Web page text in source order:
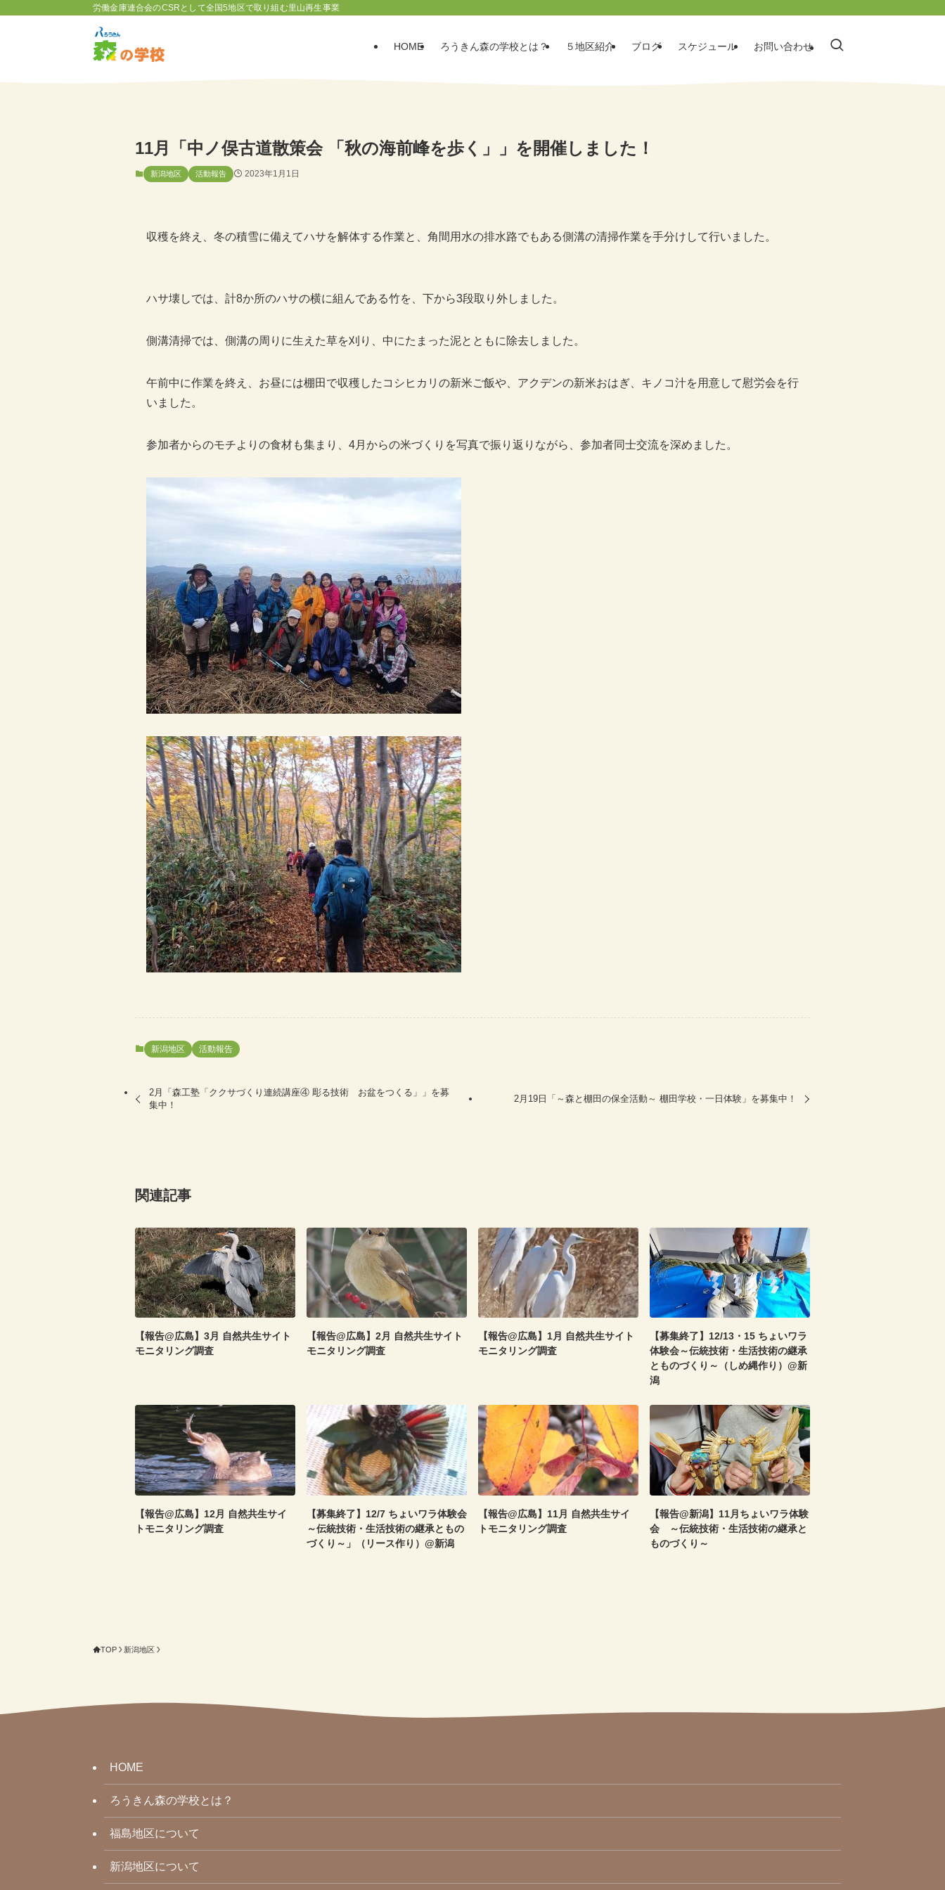
労働金庫連合会のCSRとして全国5地区で取り組む里山再生事業
HOME ろうきん森の学校とは？ ５地区紹介 ブログ スケジュール お問い合わせ
11月「中ノ俣古道散策会 「秋の海前峰を歩く」」を開催しました！
新潟地区 活動報告 2023年1月1日
収穫を終え、冬の積雪に備えてハサを解体する作業と、角間用水の排水路でもある側溝の清掃作業を手分けして行いました。
ハサ壊しでは、計8か所のハサの横に組んである竹を、下から3段取り外しました。
側溝清掃では、側溝の周りに生えた草を刈り、中にたまった泥とともに除去しました。
午前中に作業を終え、お昼には棚田で収穫したコシヒカリの新米ご飯や、アクデンの新米おはぎ、キノコ汁を用意して慰労会を行
いました。
参加者からのモチよりの食材も集まり、4月からの米づくりを写真で振り返りながら、参加者同士交流を深めました。
新潟地区 活動報告
2月「森工塾「ククサづくり連続講座④ 彫る技術 お盆をつくる」」を募
集中！
2月19日「～森と棚田の保全活動～ 棚田学校・一日体験」を募集中！
関連記事
【報告@広島】3月 自然共生サイト
モニタリング調査
【報告@広島】2月 自然共生サイト
モニタリング調査
【報告@広島】1月 自然共生サイト
モニタリング調査
【募集終了】12/13・15 ちょいワラ
体験会～伝統技術・生活技術の継承
とものづくり～（しめ縄作り）@新
潟
【報告@広島】12月 自然共生サイ
トモニタリング調査
【募集終了】12/7 ちょいワラ体験会
～伝統技術・生活技術の継承ともの
づくり～」（リース作り）@新潟
【報告@広島】11月 自然共生サイ
トモニタリング調査
【報告@新潟】11月ちょいワラ体験
会 ～伝統技術・生活技術の継承と
ものづくり～
TOP 新潟地区
HOME
ろうきん森の学校とは？
福島地区について
新潟地区について